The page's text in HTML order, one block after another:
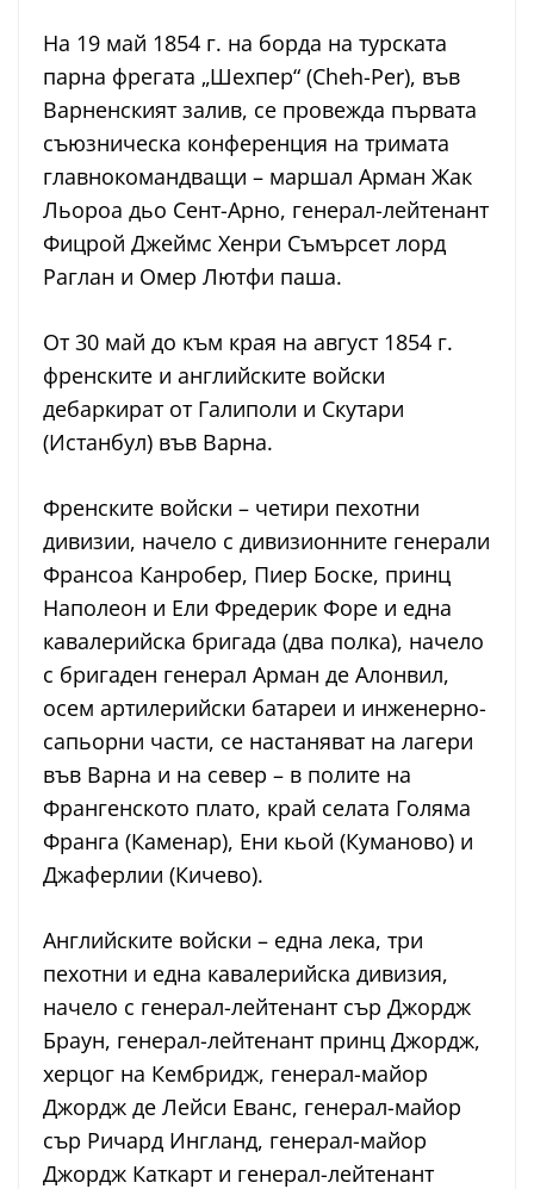
На 19 май 1854 г. на борда на турската
парна фрегата „Шехпер“ (Cheh-Per), във
Варненският залив, се провежда първата
съюзническа конференция на тримата
главнокомандващи – маршал Арман Жак
Льороа дьо Сент-Арно, генерал-лейтенант
Фицрой Джеймс Хенри Съмърсет лорд
Раглан и Омер Лютфи паша.
От 30 май до към края на август 1854 г.
френските и английските войски
дебаркират от Галиполи и Скутари
(Истанбул) във Варна.
Френските войски – четири пехотни
дивизии, начело с дивизионните генерали
Франсоа Канробер, Пиер Боске, принц
Наполеон и Ели Фредерик Форе и една
кавалерийска бригада (два полка), начело
с бригаден генерал Арман де Алонвил,
осем артилерийски батареи и инженерно-
сапьорни части, се настаняват на лагери
във Варна и на север – в полите на
Франгенското плато, край селата Голяма
Франга (Каменар), Ени кьой (Куманово) и
Джаферлии (Кичево).
Английските войски – една лека, три
пехотни и една кавалерийска дивизия,
начело с генерал-лейтенант сър Джордж
Браун, генерал-лейтенант принц Джордж,
херцог на Кембридж, генерал-майор
Джордж де Лейси Еванс, генерал-майор
сър Ричард Ингланд, генерал-майор
Джордж Каткарт и генерал-лейтенант